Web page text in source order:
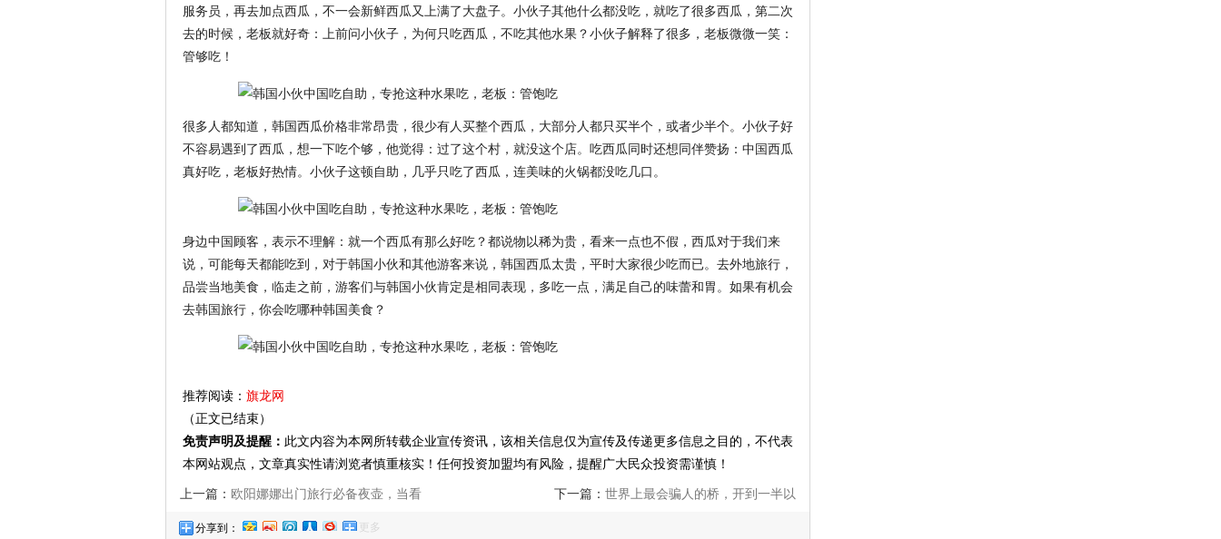
服务员，再去加点西瓜，不一会新鲜西瓜又上满了大盘子。小伙子其他什么都没吃，就吃了很多西瓜，第二次
去的时候，老板就好奇：上前问小伙子，为何只吃西瓜，不吃其他水果？小伙子解释了很多，老板微微一笑：
管够吃！
很多人都知道，韩国西瓜价格非常昂贵，很少有人买整个西瓜，大部分人都只买半个，或者少半个。小伙子好
不容易遇到了西瓜，想一下吃个够，他觉得：过了这个村，就没这个店。吃西瓜同时还想同伴赞扬：中国西瓜
真好吃，老板好热情。小伙子这顿自助，几乎只吃了西瓜，连美味的火锅都没吃几口。
身边中国顾客，表示不理解：就一个西瓜有那么好吃？都说物以稀为贵，看来一点也不假，西瓜对于我们来
说，可能每天都能吃到，对于韩国小伙和其他游客来说，韩国西瓜太贵，平时大家很少吃而已。去外地旅行，
品尝当地美食，临走之前，游客们与韩国小伙肯定是相同表现，多吃一点，满足自己的味蕾和胃。如果有机会
去韩国旅行，你会吃哪种韩国美食？
推荐阅读： 旗龙网
（正文已结束）
免责声明及提醒： 此文内容为本网所转载企业宣传资讯，该相关信息仅为宣传及传递更多信息之目的，不代表
本网站观点，文章真实性请浏览者慎重核实！任何投资加盟均有风险，提醒广大民众投资需谨慎！
上一篇： 欧阳娜娜出门旅行必备夜壶，当看
到形状时，真不知道该咋用
下一篇： 世界上最会骗人的桥，开到一半以
分享到： 更多